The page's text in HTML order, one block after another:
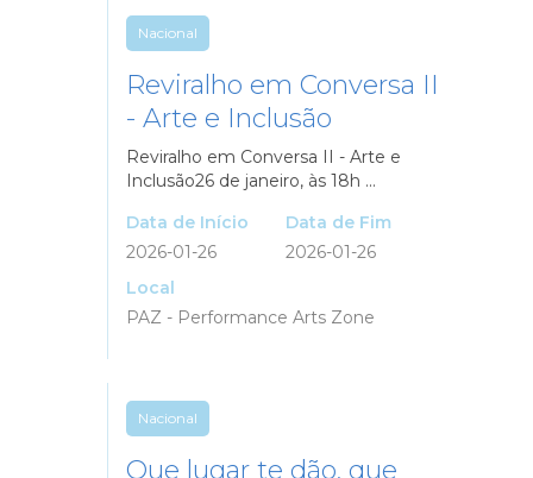
Nacional
Reviralho em Conversa II
- Arte e Inclusão
Reviralho em Conversa II - Arte e
Inclusão26 de janeiro, às 18h ...
Data de Início
2026-01-26
Data de Fim
2026-01-26
Local
PAZ - Performance Arts Zone
Nacional
Que lugar te dão, que